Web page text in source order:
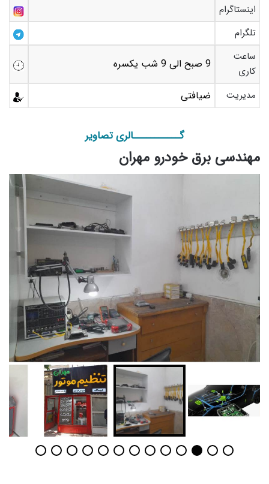
اینستاگرام
تلگرام
ساعت
کاری
9 صبح الی 9 شب یکسره
مدیریت ضیافتی
گـــــــــــالری تصاویر
مهندسی برق خودرو مهران